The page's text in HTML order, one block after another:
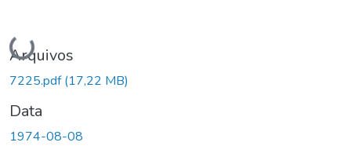
Carregando...
Arquivos
7225.pdf(17,22 MB)
Data
1974-08-08